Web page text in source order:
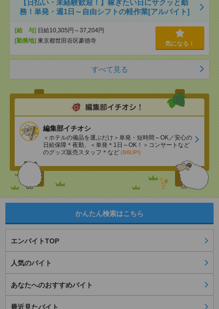
【日払い・未経験歓迎！】稼ぎたい日にサクッと勤
務！単発・週1日～自由シフトの軽作業[アルバイト]
[給 与] 日給10,305円～37,204円
[勤務地] 東京都世田谷区豪徳寺 気になる！
すべて見る
編集部イチオシ
＜ホテルの備品を運ぶだけ＞単発・短時間～OK／安心の
日給保障＊夜勤、＜単発＊1日～OK！＞コンサートなど
のグッズ販売スタッフ＊など (8/6UP!)
かんたん検索はこちら
エンバイトTOP
人気のバイト
あなたへのおすすめバイト
最近見たバイト